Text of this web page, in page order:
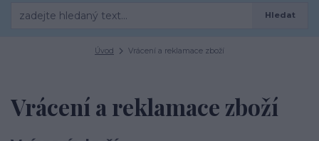
Hledat
Úvod Vrácení a reklamace zboží
Vrácení a reklamace zboží